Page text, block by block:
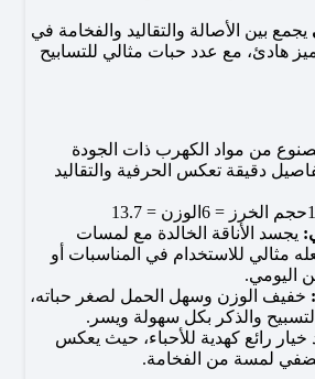
يجمع بين الأصالة والتقاليد والفخامة في
هادئ، مع عدد حبات مثالي للتسابيح
من مواد الكهرب ذات الجودة
دقيقة تعكس الحرفية والتقاليد
يجسد الأناقة الخالدة مع لمسات
مثالي للاستخدام في المناسبات أو
اليومي.
خفيف الوزن وسهل الحمل لصغر حباته،
والذكر بكل سهولة ويسر.
خيار رائع كهدية للأحباء، حيث يعكس
لمسة من الفخامة.